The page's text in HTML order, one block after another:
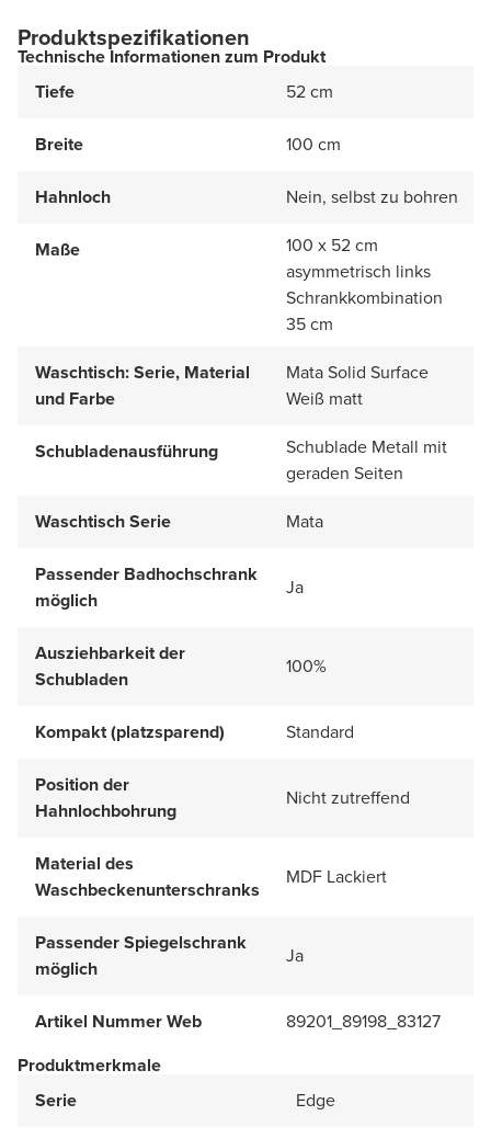
Produktspezifikationen
Technische Informationen zum Produkt
Tiefe
52 cm
Breite 100 cm
Hahnloch Nein, selbst zu bohren
Maße
100 x 52 cm
asymmetrisch links
Schrankkombination
35 cm
Waschtisch: Serie, Material
und Farbe
Mata Solid Surface
Weiß matt
Schubladenausführung
Schublade Metall mit
geraden Seiten
Waschtisch Serie
Mata
Passender Badhochschrank
möglich
Ja
Ausziehbarkeit der
Schubladen
100%
Kompakt (platzsparend) Standard
Position der
Hahnlochbohrung
Nicht zutreffend
Material des
Waschbeckenunterschranks
MDF Lackiert
Passender Spiegelschrank
möglich
Ja
Artikel Nummer Web
89201_89198_83127
Produktmerkmale
Serie
Edge